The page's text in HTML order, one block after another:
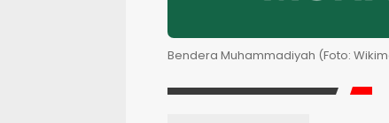
Bendera Muhammadiyah (Foto: